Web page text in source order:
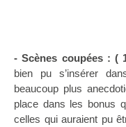
- Scènes coupées : (
bien pu s’insérer
beaucoup plus
place dans les bonus
celles qui auraient pu